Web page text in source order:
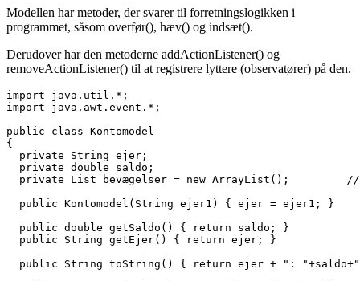
Modellen har metoder, der svarer til forretningslogikken i
programmet, såsom overfør(), hæv() og indsæt().
Derudover har den metoderne addActionListener() og
removeActionListener() til at registrere lyttere (observatører) på den.
import java.awt.event.*;
public class Kontomodel
{
  private String ejer;
  private double saldo;
  private List bevægelser = new ArrayList();
  public Kontomodel(String ejer1) { ejer = ejer1; }
  public double getSaldo() { return saldo; }
  public String getEjer() { return ejer; }
public String toString() { return ejer + ":